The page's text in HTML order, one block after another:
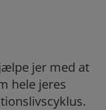
jer med at
hele jeres